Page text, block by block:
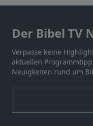
Der Bibel TV
Verpasse keine
aktuellen
Neuigkeiten rund um